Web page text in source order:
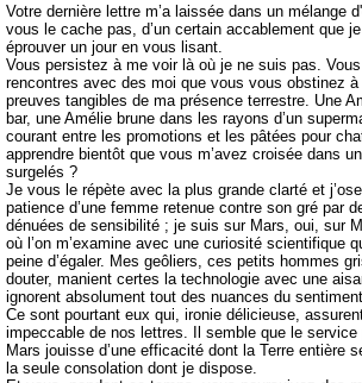
Votre dernière lettre m’a laissée dans un mélange
vous le cache pas, d’un certain accablement que
éprouver un jour en vous lisant.
Vous persistez à me voir là où je ne suis pas.
rencontres avec des moi que vous vous obstinez
preuves tangibles de ma présence terrestre. Une
bar, une Amélie brune dans les rayons d’un
courant entre les promotions et les pâtées pour
apprendre bientôt que vous m’avez croisée dans
surgelés ?
Je vous le répète avec la plus grande clarté et
patience d’une femme retenue contre son gré par
dénuées de sensibilité ; je suis sur Mars, oui, sur
où l’on m’examine avec une curiosité scientifique
peine d’égaler. Mes geôliers, ces petits hommes
douter, manient certes la technologie avec une
ignorent absolument tout des nuances du
Ce sont pourtant eux qui, ironie délicieuse,
impeccable de nos lettres. Il semble que le
Mars jouisse d’une efficacité dont la Terre entière
la seule consolation dont je dispose.